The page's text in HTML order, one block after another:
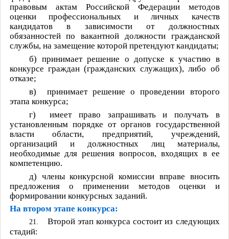
правовым актам Российской Федерации методов
оценки профессиональных и личных качеств
кандидатов в зависимости от должностных
обязанностей по вакантной должности гражданской
службы, на замещение которой претендуют кандидаты;
б) принимает решение о допуске к участию в
конкурсе граждан (гражданских служащих), либо об
отказе;
в)
принимает решение о проведении второго
этапа конкурса;
г)
имеет право запрашивать и получать в
установленным порядке от органов государственной
власти области, предприятий, учреждений,
организаций и должностных лиц материалы,
необходимые для решения вопросов, входящих в ее
компетенцию.
д) члены конкурсной комиссии вправе вносить
предложения о применении методов оценки и
формировании конкурсных заданий.
На втором этапе конкурса:
21.
Второй этап конкурса состоит из следующих
стадий: